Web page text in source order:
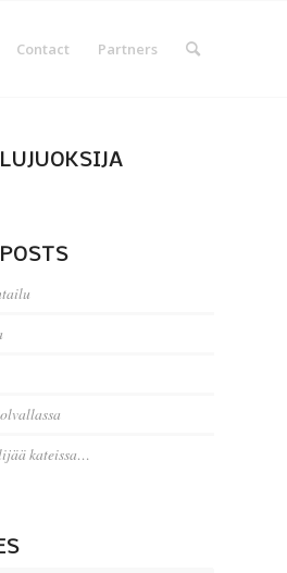
Contact Partners
kateissa…